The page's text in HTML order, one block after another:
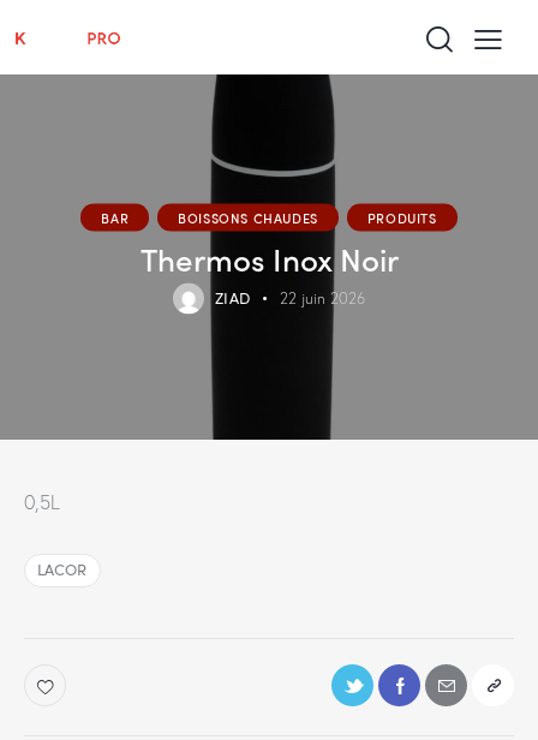
BAR BOISSONS CHAUDES PRODUITS
Thermos Inox Noir
ZIAD 22 juin 2026
0,5L
LACOR